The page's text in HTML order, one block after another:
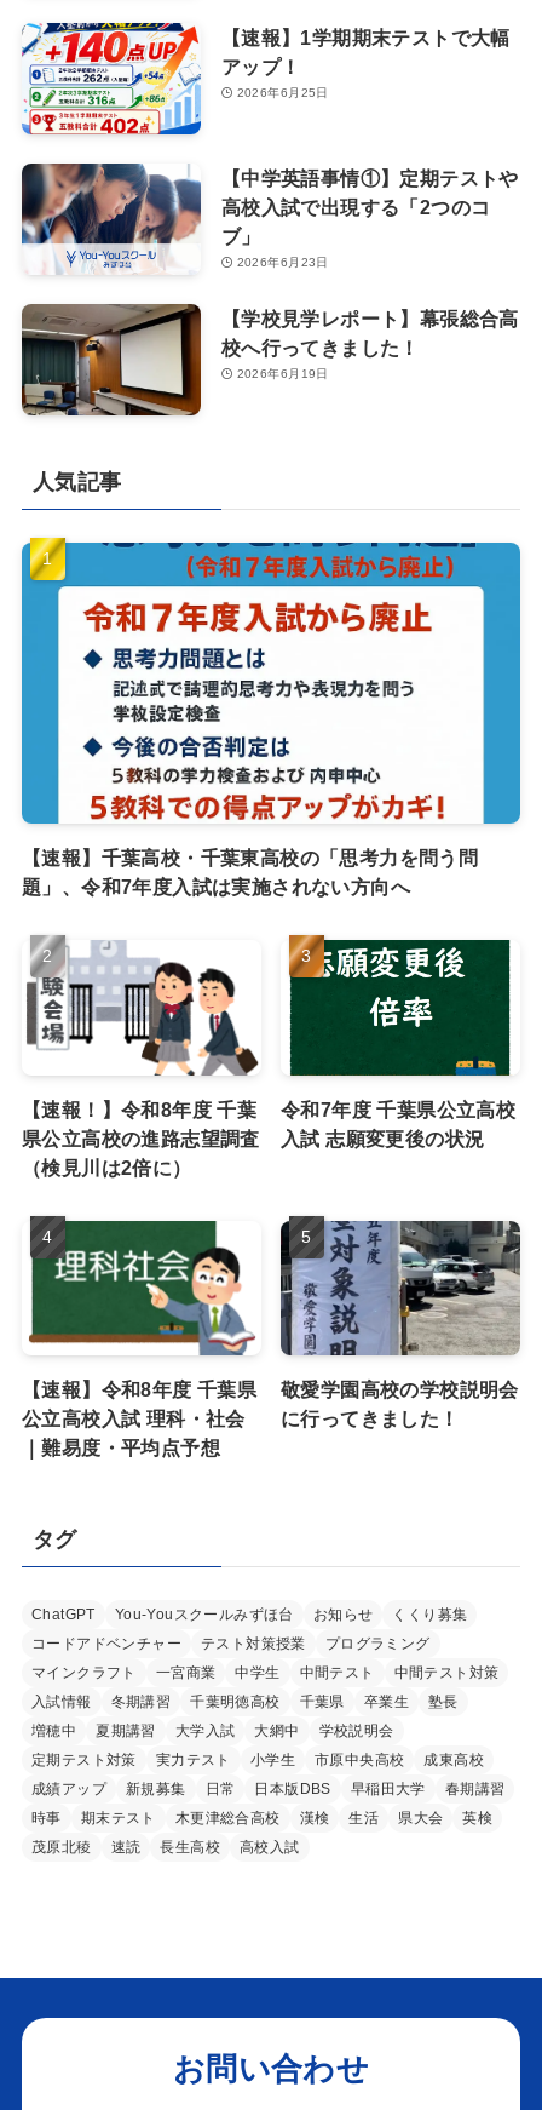
【速報】1学期期末テストで大幅
アップ！
2026年6月25日
【中学英語事情①】定期テストや
高校入試で出現する「2つのコ
ブ」
2026年6月23日
【学校見学レポート】幕張総合高
校へ行ってきました！
2026年6月19日
人気記事
【速報】千葉高校・千葉東高校の「思考力を問う問
題」、令和7年度入試は実施されない方向へ
【速報！】令和8年度 千葉
県公立高校の進路志望調査
（検見川は2倍に）
令和7年度 千葉県公立高校
入試 志願変更後の状況
【速報】令和8年度 千葉県
公立高校入試 理科・社会
｜難易度・平均点予想
敬愛学園高校の学校説明会
に行ってきました！
タグ
ChatGPT You-Youスクールみずほ台 お知らせ
くくり募集
コードアドベンチャー
テスト対策授業
プログラミング
マインクラフト
一宮商業 中学生 中間テスト
中間テスト対策
入試情報
冬期講習 千葉明徳高校 千葉県 卒業生
塾長
増穂中
夏期講習 大学入試 大網中
学校説明会
定期テスト対策
実力テスト 小学生 市原中央高校
成東高校
成績アップ
新規募集 日常 日本版DBS 早稲田大学
春期講習
時事
期末テスト 木更津総合高校 漢検 生活 県大会
英検
茂原北稜
速読 長生高校 高校入試
お問い合わせ